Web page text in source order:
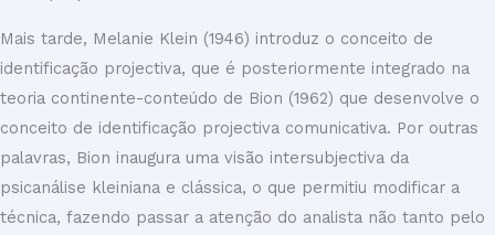
Mais tarde, Melanie Klein (1946) introduz o conceito de
identificação projectiva, que é posteriormente integrado na
teoria continente-conteúdo de Bion (1962) que desenvolve o
conceito de identificação projectiva comunicativa. Por outras
palavras, Bion inaugura uma visão intersubjectiva da
psicanálise kleiniana e clássica, o que permitiu modificar a
técnica, fazendo passar a atenção do analista não tanto pelo